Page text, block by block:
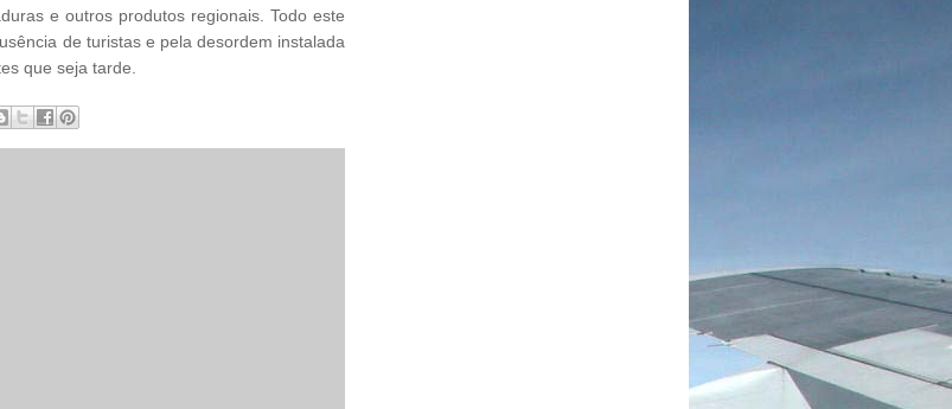
e outros produtos regionais. Todo este
de turistas e pela desordem instalada
que seja tarde.